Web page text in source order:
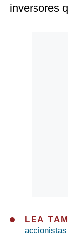
inversores
LEA
accionistas